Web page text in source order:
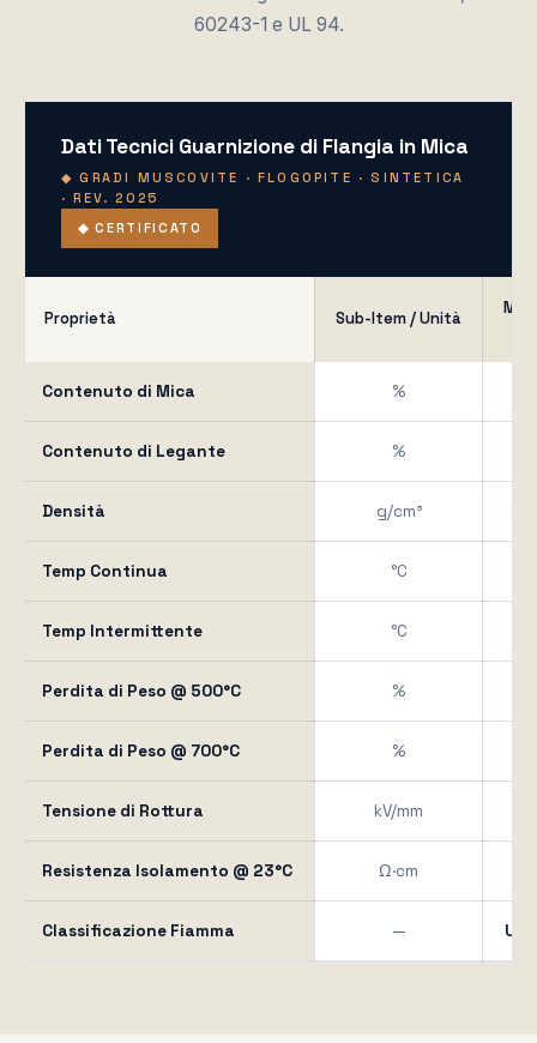
60243-1 e UL 94.
Dati Tecnici Guarnizione di Flangia in Mica
◆ GRADI MUSCOVITE · FLOGOPITE · SINTETICA
· REV. 2025
◆ CERTIFICATO
Proprietà Sub-Item / Unità
Contenuto di Mica %
Contenuto di Legante %
Densità g/cm³
Temp Continua °C
Temp Intermittente °C
Perdita di Peso @ 500°C %
Perdita di Peso @ 700°C %
Tensione di Rottura kV/mm
Resistenza Isolamento @ 23°C Ω·cm
Classificazione Fiamma — UL